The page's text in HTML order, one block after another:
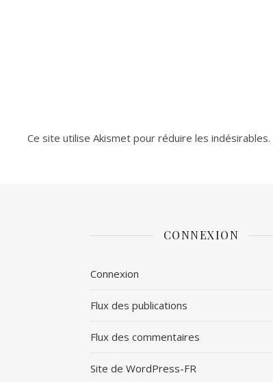
Ce site utilise Akismet pour réduire les indésirables.
CONNEXION
Connexion
Flux des publications
Flux des commentaires
Site de WordPress-FR